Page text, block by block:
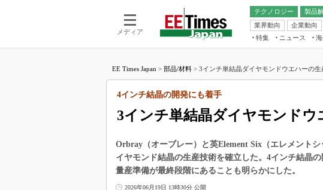
メディア
テクノロジー 製品
電池／エネルギー
アナログ
マイコン
業界動向
企業動向
特集 ニュース
福田昭のデバイス通信
大山聡の業界スコープ
リタイア直前エンジニア
学漂流記
電子ブックレット
EE Times Japan > 部品/材料 > 3インチ単結晶ダイヤモンドウエハーの生
3インチ単結晶ダイヤモンドウ
4インチ結晶の開発にも着手
Orbray（オーブレー）と英Element Six（エレメント
イヤモンド結晶の生産技術を確立した。4インチ結晶
量産準備が最終段階にあることも明らかにした。
2026年06月19日 13時30分 公開